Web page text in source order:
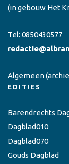
(in gebouw Het
Tel: 0850430577
Algemeen
EDITIES
Barendrechts
Dagblad010
Dagblad070
Gouds Dagblad